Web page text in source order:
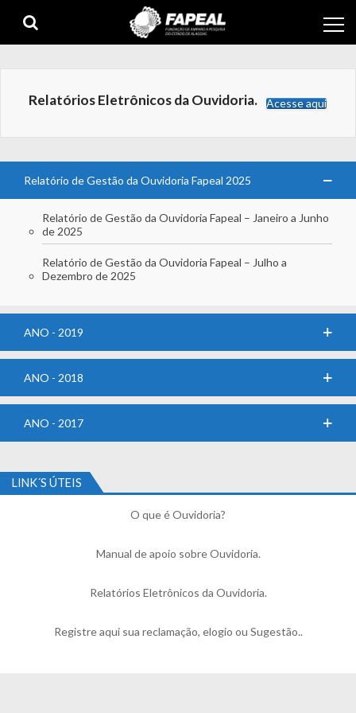
navigation
content
Relatórios Eletrônicos da Ouvidoria. Acesse aqui
Relatório de Gestão da Ouvidoria Fapeal 2025
Relatório de Gestão da Ouvidoria Fapeal – Janeiro a Junho
de 2025
Relatório de Gestão da Ouvidoria Fapeal – Julho a
Dezembro de 2025
ANO - 2019
ANO - 2018
ANO - 2017
LINK´S ÚTEIS
O que é Ouvidoria?
Manual de apoio sobre Ouvidoria.
Relatórios Eletrônicos da Ouvidoria.
Registre aqui sua reclamação, elogio ou Sugestão..